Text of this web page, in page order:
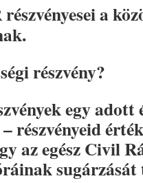
a
részvény?
egy adott
részvényeid
az egész Civil
sugárzását